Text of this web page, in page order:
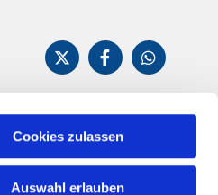
Cookies zulassen
Auswahl erlauben